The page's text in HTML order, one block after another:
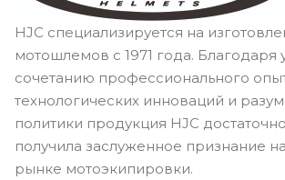
HJC специализируется на
мотошлемов с 1971 года. Благодаря
сочетанию профессионального
технологических инноваций и
политики продукция HJC
получила заслуженное признание
рынке мотоэкипировки.